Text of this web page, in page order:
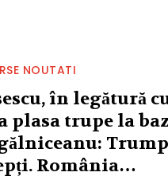
NOUTATI
în legătură
plasa trupe la
România…